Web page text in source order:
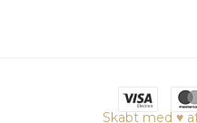
Skabt med ♥